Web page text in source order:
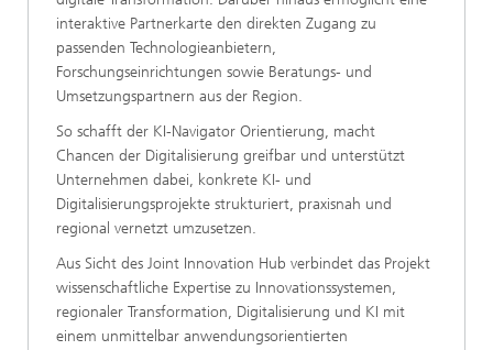
interaktive Partnerkarte den direkten Zugang zu
passenden Technologieanbietern,
Forschungseinrichtungen sowie Beratungs- und
Umsetzungspartnern aus der Region.
So schafft der KI-Navigator Orientierung, macht
Chancen der Digitalisierung greifbar und unterstützt
Unternehmen dabei, konkrete KI- und
Digitalisierungsprojekte strukturiert, praxisnah und
regional vernetzt umzusetzen.
Aus Sicht des Joint Innovation Hub verbindet das Projekt
wissenschaftliche Expertise zu Innovationssystemen,
regionaler Transformation, Digitalisierung und KI mit
einem unmittelbar anwendungsorientierten